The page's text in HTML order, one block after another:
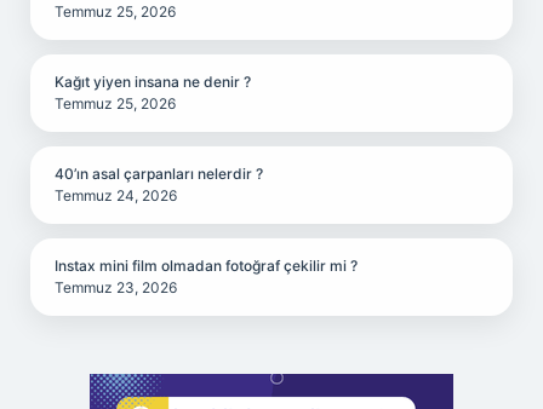
Temmuz 25, 2026
Kağıt yiyen insana ne denir ?
Temmuz 25, 2026
40’ın asal çarpanları nelerdir ?
Temmuz 24, 2026
Instax mini film olmadan fotoğraf çekilir mi ?
Temmuz 23, 2026